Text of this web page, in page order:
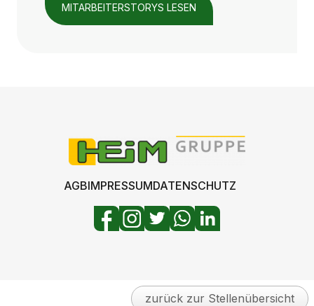
MITARBEITERSTORYS LESEN
AGBIMPRESSUMDATENSCHUTZ
zurück zur Stellenübersicht